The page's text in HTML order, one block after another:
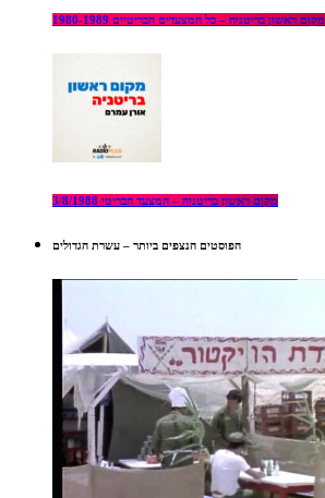
מקום ראשון בריטניה – כל המצעדים הבריטיים 1980-1989
מקום ראשון בריטניה – המצעד הבריטי 3/8/1988
הפוסטים הנצפים ביותר – עשרת הגדולים